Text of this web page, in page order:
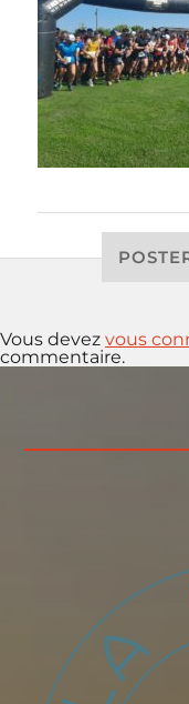
Vous devez vous
commentaire.